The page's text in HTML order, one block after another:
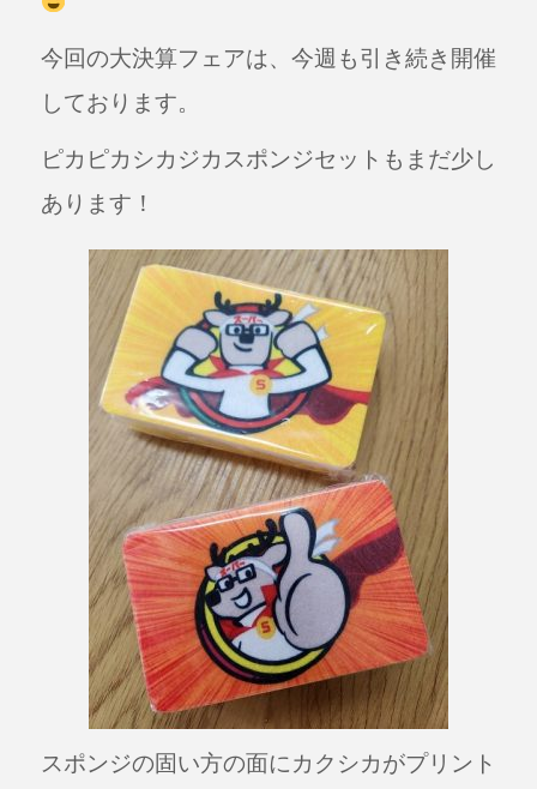
k
今回の大決算フェアは、今週も引き続き開催
しております。
ピカピカシカジカスポンジセットもまだ少し
あります！
スポンジの固い方の面にカクシカがプリント